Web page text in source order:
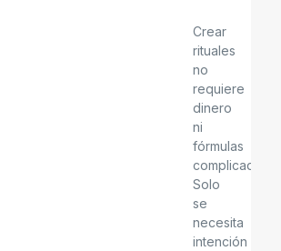
Crear
rituales
no
requiere
dinero
ni
fórmulas
complicadas.
Solo
se
necesita
intención